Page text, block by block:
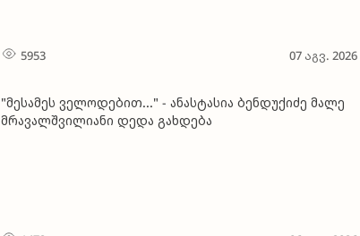
5953 07 აგვ. 2026
"მესამეს ველოდებით..." - ანასტასია ბენდუქიძე მალე
მრავალშვილიანი დედა გახდება